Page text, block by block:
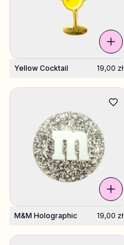
Yellow Cocktail 19,00 zł
M&M Holographic 19,00 zł